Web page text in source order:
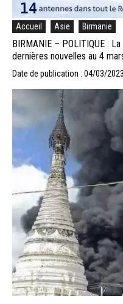
Accueil Asie Birmanie
BIRMANIE – POLITIQUE :
dernières nouvelles au 4
Date de publication : 04/03/2023